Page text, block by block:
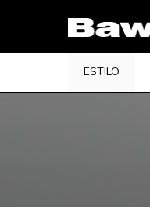
o
ESTILO